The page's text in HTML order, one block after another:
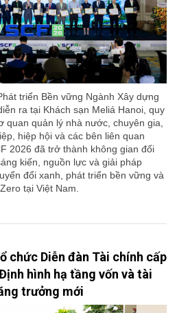
triển Bền vững Ngành Xây dựng
ra tại Khách sạn Meliá Hanoi, quy
quan quản lý nhà nước, chuyên gia,
hiệp hội và các bên liên quan
2026 đã trở thành không gian đối
kiến, nguồn lực và giải pháp
đổi xanh, phát triển bền vững và
tại Việt Nam.
chức Diễn đàn Tài chính cấp
hình hạ tầng vốn và tài
trưởng mới